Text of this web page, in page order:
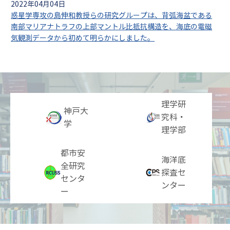
2022年04月04日
惑星学専攻の島伸和教授らの研究グループは、背弧海盆である
南部マリアナトラフの上部マントル比抵抗構造を、海底の電磁
気観測データから初めて明らかにしました。
神戸大
学
理学研
究科・
理学部
都市安
全研究
センタ
ー
海洋底
探査セ
ンター